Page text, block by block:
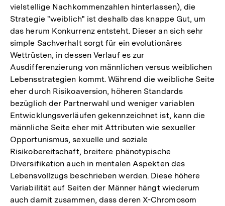
vielstellige Nachkommenzahlen hinterlassen), die
Strategie "weiblich" ist deshalb das knappe Gut, um
das herum Konkurrenz entsteht. Dieser an sich sehr
simple Sachverhalt sorgt für ein evolutionäres
Wettrüsten, in dessen Verlauf es zur
Ausdifferenzierung von männlichen versus weiblichen
Lebensstrategien kommt. Während die weibliche Seite
eher durch Risikoaversion, höheren Standards
bezüglich der Partnerwahl und weniger variablen
Entwicklungsverläufen gekennzeichnet ist, kann die
männliche Seite eher mit Attributen wie sexueller
Opportunismus, sexuelle und soziale
Risikobereitschaft, breitere phänotypische
Diversifikation auch in mentalen Aspekten des
Lebensvollzugs beschrieben werden. Diese höhere
Variabilität auf Seiten der Männer hängt wiederum
auch damit zusammen, dass deren X-Chromosom